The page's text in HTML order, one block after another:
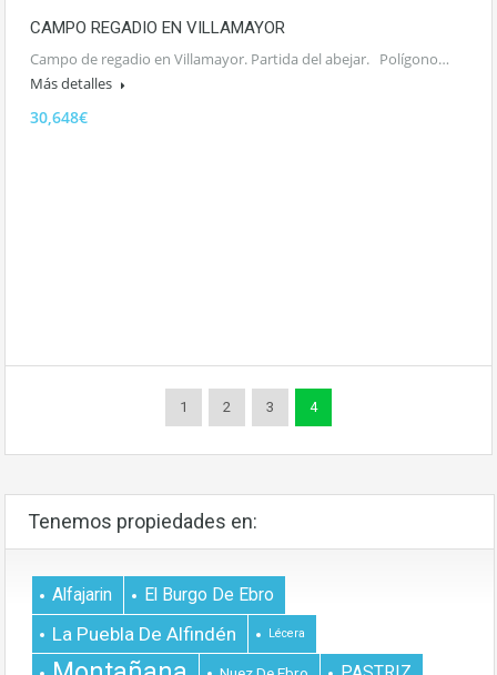
CAMPO REGADIO EN VILLAMAYOR
Campo de regadio en Villamayor. Partida del abejar. Polígono…
Más detalles
30,648€
1 2 3 4
Tenemos propiedades en:
Alfajarin El Burgo De Ebro
La Puebla De Alfindén Lécera